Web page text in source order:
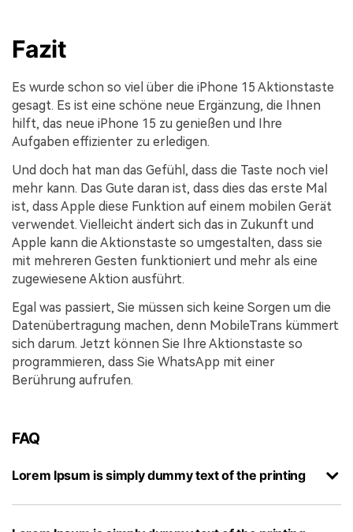
Fazit
Es wurde schon so viel über die iPhone 15 Aktionstaste
gesagt. Es ist eine schöne neue Ergänzung, die Ihnen
hilft, das neue iPhone 15 zu genießen und Ihre
Aufgaben effizienter zu erledigen.
Und doch hat man das Gefühl, dass die Taste noch viel
mehr kann. Das Gute daran ist, dass dies das erste Mal
ist, dass Apple diese Funktion auf einem mobilen Gerät
verwendet. Vielleicht ändert sich das in Zukunft und
Apple kann die Aktionstaste so umgestalten, dass sie
mit mehreren Gesten funktioniert und mehr als eine
zugewiesene Aktion ausführt.
Egal was passiert, Sie müssen sich keine Sorgen um die
Datenübertragung machen, denn MobileTrans kümmert
sich darum. Jetzt können Sie Ihre Aktionstaste so
programmieren, dass Sie WhatsApp mit einer
Berührung aufrufen.
FAQ
Lorem Ipsum is simply dummy text of the printing